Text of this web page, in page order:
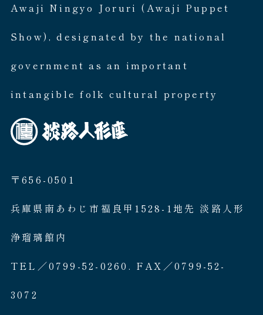
Awaji Ningyo Joruri (Awaji Puppet
Show), designated by the national
government as an important
intangible folk cultural property
〒656-0501
兵庫県南あわじ市福良甲1528-1地先 淡路人形
浄瑠璃館内
TEL／0799-52-0260. FAX／0799-52-
3072